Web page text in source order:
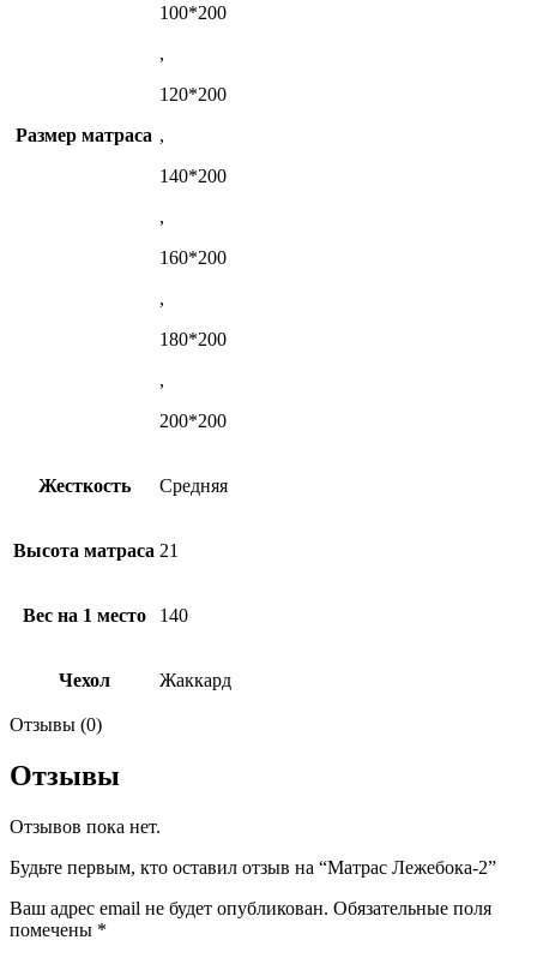
Размер матраса
100*200
,
120*200
,
140*200
,
160*200
,
180*200
,
200*200
Жесткость Средняя
Высота матраса 21
Вес на 1 место 140
Чехол Жаккард
Отзывы (0)
Отзывы
Отзывов пока нет.
Будьте первым, кто оставил отзыв на “Матрас Лежебока-2”
Ваш адрес email не будет опубликован. Обязательные поля
помечены *